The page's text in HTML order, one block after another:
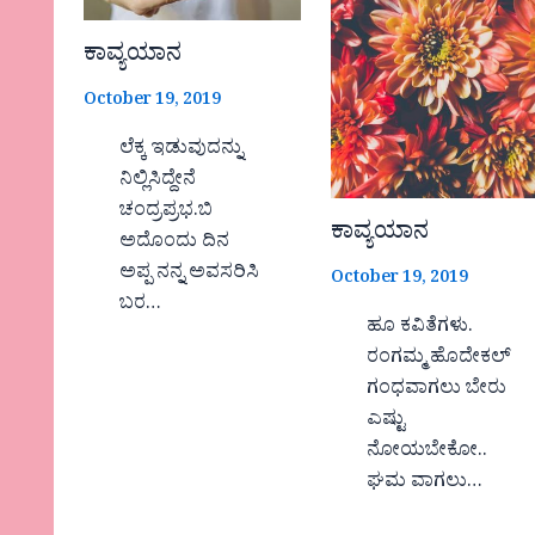
ಕಾವ್ಯಯಾನ
October 19, 2019
ಲೆಕ್ಕ ಇಡುವುದನ್ನು
ನಿಲ್ಲಿಸಿದ್ದೇನೆ
ಚಂದ್ರಪ್ರಭ.ಬಿ
ಅದೊಂದು ದಿನ
ಅಪ್ಪ ನನ್ನ ಅವಸರಿಸಿ
ಬರ…
ಕಾವ್ಯಯಾನ
October 19, 2019
ಹೂ ಕವಿತೆಗಳು.
ರಂಗಮ್ಮ ಹೊದೇಕಲ್
ಗಂಧವಾಗಲು ಬೇರು
ಎಷ್ಟು
ನೋಯಬೇಕೋ..
ಘಮ ವಾಗಲು…